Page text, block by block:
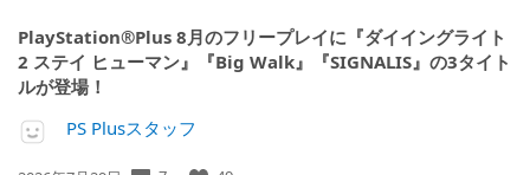
PlayStation®Plus 8月のフリープレイに『ダイイングライト
2 ステイ ヒューマン』『Big Walk』『SIGNALIS』の3タイト
ルが登場！
PS Plusスタッフ